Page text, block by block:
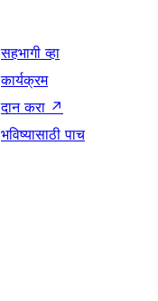
सहभागी व्हा
कार्यक्रम
दान करा ↗
भविष्यासाठी पाच